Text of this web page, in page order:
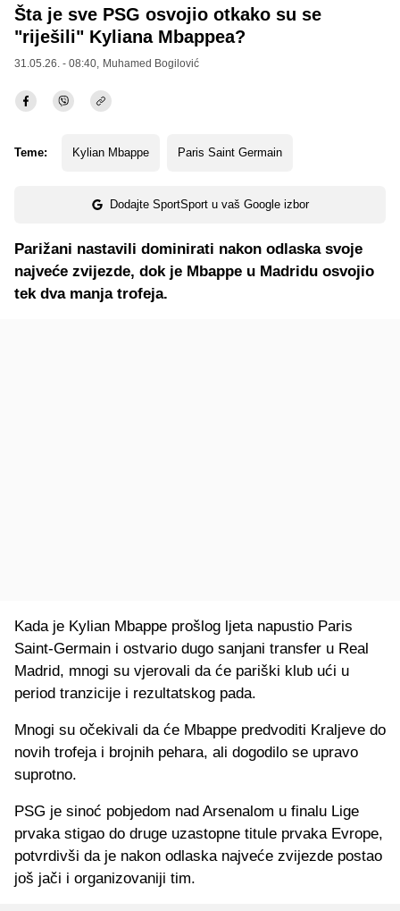
Šta je sve PSG osvojio otkako su se
"riješili" Kyliana Mbappea?
31.05.26. - 08:40, Muhamed Bogilović
Teme: Kylian Mbappe Paris Saint Germain
Dodajte SportSport u vaš Google izbor
Parižani nastavili dominirati nakon odlaska svoje
najveće zvijezde, dok je Mbappe u Madridu osvojio
tek dva manja trofeja.
Kada je Kylian Mbappe prošlog ljeta napustio Paris
Saint-Germain i ostvario dugo sanjani transfer u Real
Madrid, mnogi su vjerovali da će pariški klub ući u
period tranzicije i rezultatskog pada.
Mnogi su očekivali da će Mbappe predvoditi Kraljeve do
novih trofeja i brojnih pehara, ali dogodilo se upravo
suprotno.
PSG je sinoć pobjedom nad Arsenalom u finalu Lige
prvaka stigao do druge uzastopne titule prvaka Evrope,
potvrdivši da je nakon odlaska najveće zvijezde postao
još jači i organizovaniji tim.